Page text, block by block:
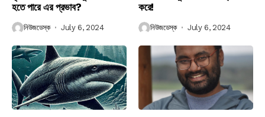
হতে পারে এর প্রভাব?
নিউজডেস্ক July 6, 2024
করে!
নিউজডেস্ক July 6, 2024